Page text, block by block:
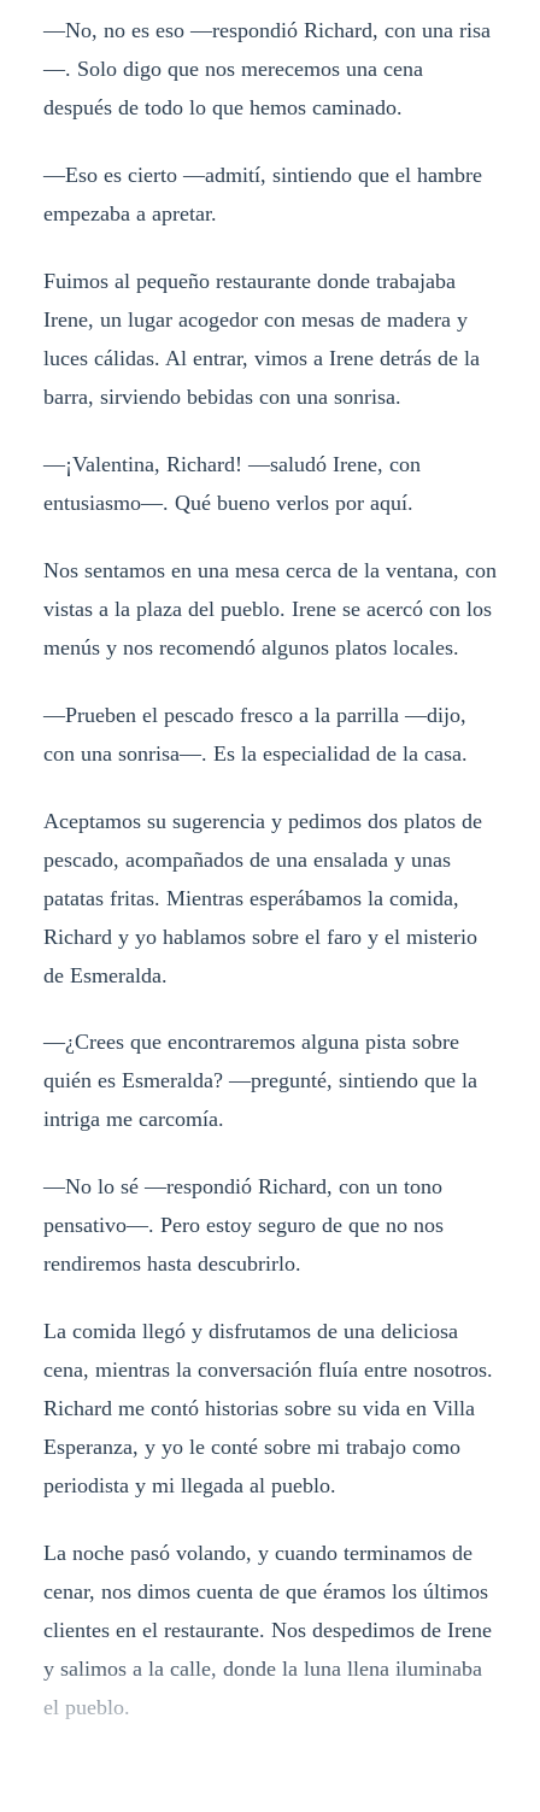
—No, no es eso —respondió Richard, con una risa
—. Solo digo que nos merecemos una cena
después de todo lo que hemos caminado.
—Eso es cierto —admití, sintiendo que el hambre
empezaba a apretar.
Fuimos al pequeño restaurante donde trabajaba
Irene, un lugar acogedor con mesas de madera y
luces cálidas. Al entrar, vimos a Irene detrás de la
barra, sirviendo bebidas con una sonrisa.
—¡Valentina, Richard! —saludó Irene, con
entusiasmo—. Qué bueno verlos por aquí.
Nos sentamos en una mesa cerca de la ventana, con
vistas a la plaza del pueblo. Irene se acercó con los
menús y nos recomendó algunos platos locales.
—Prueben el pescado fresco a la parrilla —dijo,
con una sonrisa—. Es la especialidad de la casa.
Aceptamos su sugerencia y pedimos dos platos de
pescado, acompañados de una ensalada y unas
patatas fritas. Mientras esperábamos la comida,
Richard y yo hablamos sobre el faro y el misterio
de Esmeralda.
—¿Crees que encontraremos alguna pista sobre
quién es Esmeralda? —pregunté, sintiendo que la
intriga me carcomía.
—No lo sé —respondió Richard, con un tono
pensativo—. Pero estoy seguro de que no nos
rendiremos hasta descubrirlo.
La comida llegó y disfrutamos de una deliciosa
cena, mientras la conversación fluía entre nosotros.
Richard me contó historias sobre su vida en Villa
Esperanza, y yo le conté sobre mi trabajo como
periodista y mi llegada al pueblo.
La noche pasó volando, y cuando terminamos de
cenar, nos dimos cuenta de que éramos los últimos
clientes en el restaurante. Nos despedimos de Irene
y salimos a la calle, donde la luna llena iluminaba
el pueblo.